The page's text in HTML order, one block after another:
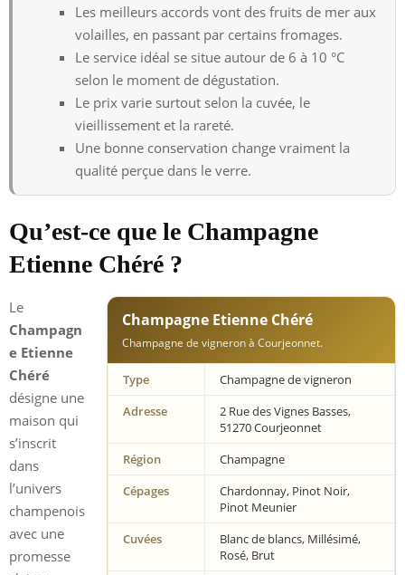
Les meilleurs accords vont des fruits de mer aux
volailles, en passant par certains fromages.
Le service idéal se situe autour de 6 à 10 °C
selon le moment de dégustation.
Le prix varie surtout selon la cuvée, le
vieillissement et la rareté.
Une bonne conservation change vraiment la
qualité perçue dans le verre.
Qu’est-ce que le Champagne
Etienne Chéré ?
Champagne Etienne Chéré
Champagne de vigneron à Courjeonnet.
Type
Champagne de vigneron
Adresse
2 Rue des Vignes Basses,
51270 Courjeonnet
Région
Champagne
Cépages
Chardonnay, Pinot Noir,
Pinot Meunier
Cuvées
Blanc de blancs, Millésimé,
Rosé, Brut
Le
Champagn
e Etienne
Chéré
désigne une
maison qui
s’inscrit
dans
l’univers
champenois
avec une
promesse